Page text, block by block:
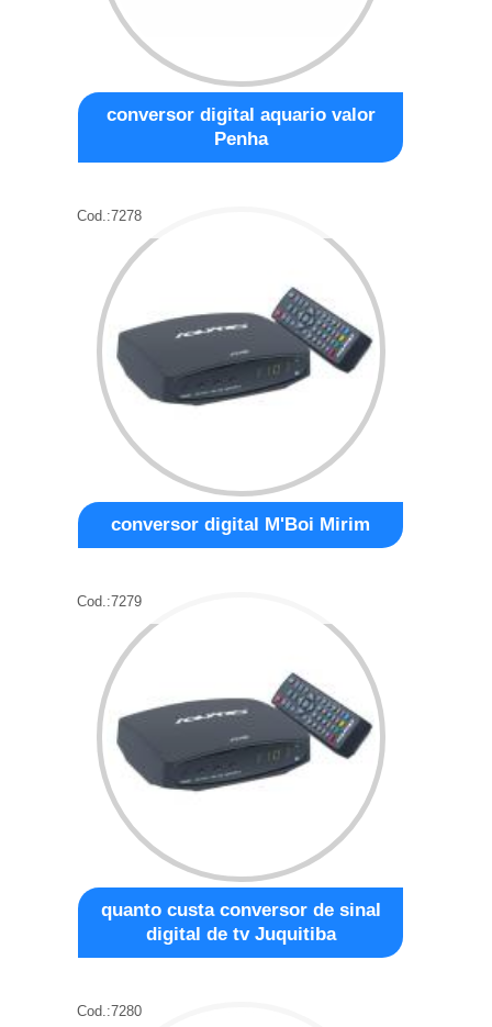
conversor digital aquario valor
Penha
Cod.:7278
conversor digital M'Boi Mirim
Cod.:7279
quanto custa conversor de sinal
digital de tv Juquitiba
Cod.:7280